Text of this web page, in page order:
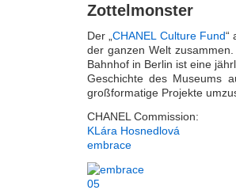
Zottelmonster
Der „CHANEL Culture Fund“
der ganzen Welt
Bahnhof in Berlin ist eine
Geschichte des Museums
großformatige Projekte
CHANEL Commission:
KLára Hosnedlová
embrace